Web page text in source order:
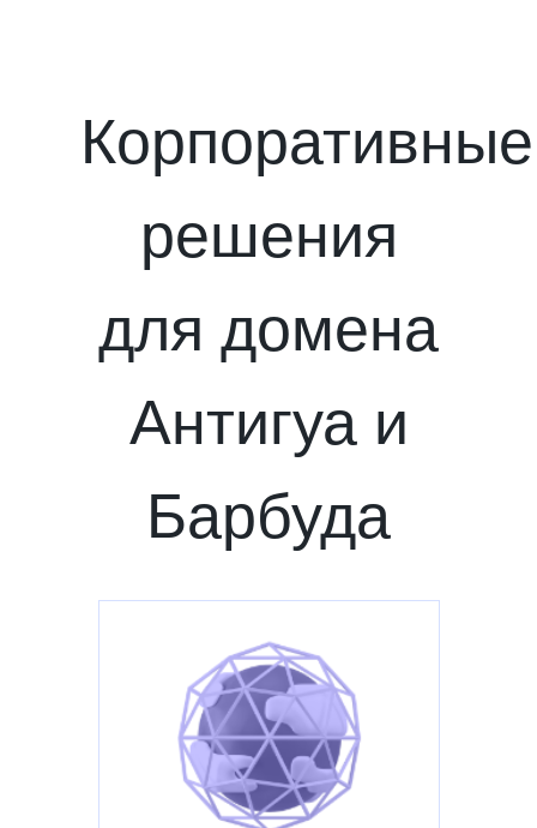
Корпоративные
решения
для домена
Антигуа и
Барбуда